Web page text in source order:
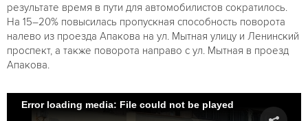
результате время в пути для автомобилистов сократилось.
На 15–20% повысилась пропускная способность поворота
налево из проезда Апакова на ул. Мытная улицу и Ленинский
проспект, а также поворота направо с ул. Мытная в проезд
Апакова.
Error loading media: File could not be played